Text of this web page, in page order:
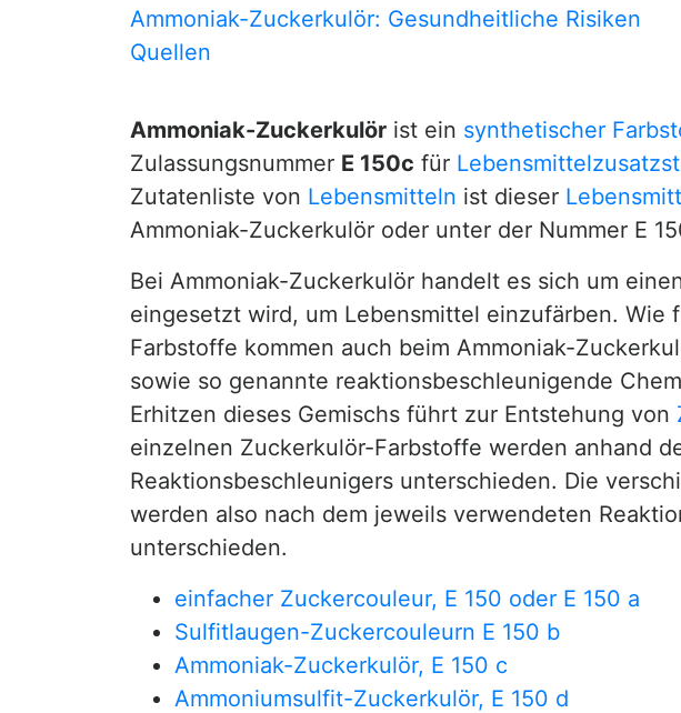
Ammoniak-Zuckerkulör: Gesundheitliche Risiken
Quellen
Ammoniak-Zuckerkulör ist ein synthetischer
Zulassungsnummer E 150c für
Zutatenliste von Lebensmitteln ist dieser
Ammoniak-Zuckerkulör oder unter der Nummer E
Bei Ammoniak-Zuckerkulör handelt es sich um
eingesetzt wird, um Lebensmittel einzufärben. Wie
Farbstoffe kommen auch beim Ammoniak-
sowie so genannte reaktionsbeschleunigende
Erhitzen dieses Gemischs führt zur Entstehung von
einzelnen Zuckerkulör-Farbstoffe werden anhand
Reaktionsbeschleunigers unterschieden. Die
werden also nach dem jeweils verwendeten
unterschieden.
einfacher Zuckercouleur, E 150 oder E 150 a
Sulfitlaugen-Zuckercouleurn E 150 b
Ammoniak-Zuckerkulör, E 150 c
Ammoniumsulfit-Zuckerkulör, E 150 d